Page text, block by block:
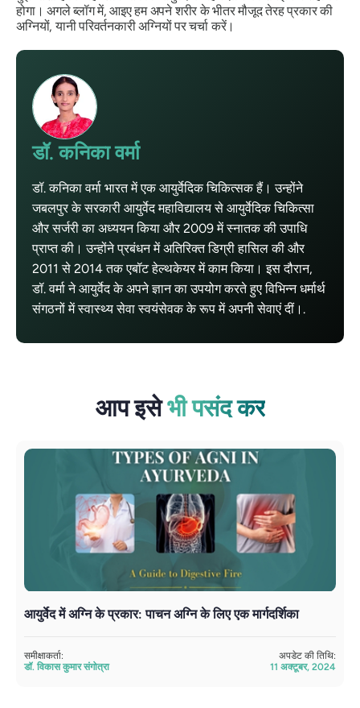
होगा। अगले ब्लॉग में, आइए हम अपने शरीर के भीतर मौजूद तेरह प्रकार की
अग्नियों, यानी परिवर्तनकारी अग्नियों पर चर्चा करें।
डॉ. कनिका वर्मा
डॉ. कनिका वर्मा भारत में एक आयुर्वेदिक चिकित्सक हैं। उन्होंने
जबलपुर के सरकारी आयुर्वेद महाविद्यालय से आयुर्वेदिक चिकित्सा
और सर्जरी का अध्ययन किया और 2009 में स्नातक की उपाधि
प्राप्त की। उन्होंने प्रबंधन में अतिरिक्त डिग्री हासिल की और
2011 से 2014 तक एबॉट हेल्थकेयर में काम किया। इस दौरान,
डॉ. वर्मा ने आयुर्वेद के अपने ज्ञान का उपयोग करते हुए विभिन्न धर्मार्थ
संगठनों में स्वास्थ्य सेवा स्वयंसेवक के रूप में अपनी सेवाएं दीं।.
आप इसेभी पसंद कर
आयुर्वेद में अग्नि के प्रकार: पाचन अग्नि के लिए एक मार्गदर्शिका
समीक्षाकर्ता:
डॉ. विकास कुमार संगोत्रा
अपडेट की तिथि:
11 अक्टूबर, 2024